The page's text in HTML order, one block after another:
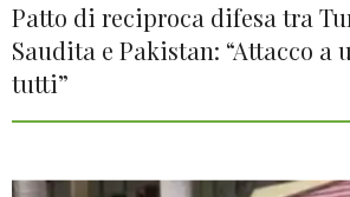
Patto di reciproca difesa tra
Saudita e Pakistan: “Attacco a
tutti”